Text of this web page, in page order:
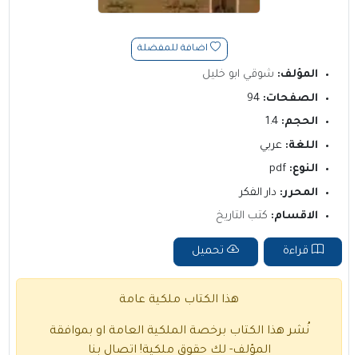
اضافة للمفضلة
المؤلف: شوقي ابو خليل
الصفحات:
الحجم:
اللغة: عربي
النوع:
المحرر: دار الفكر
الاقسام: كتب التاريخ
قراءة تحميل
هذا الكتاب ملكية عامة
نُشر هذا الكتاب برخصة الملكية العامة او بموافقة
المؤلف- لك حقوق ملكية! اتصال بنا